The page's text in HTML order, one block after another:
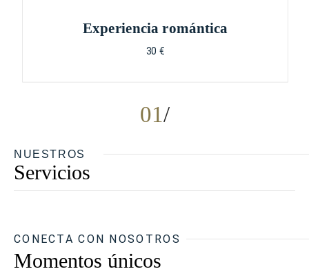
01
Experiencia romántica
30 €
NUESTROS
Servicios
CONECTA CON NOSOTROS
Momentos únicos